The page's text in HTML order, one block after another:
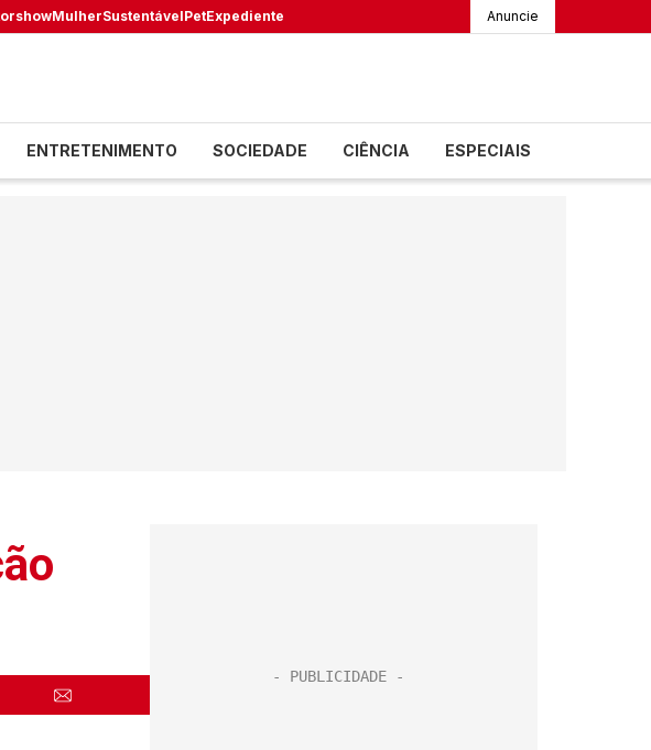
MulherSustentávelPetExpediente Anuncie
ENTRETENIMENTO SOCIEDADE CIÊNCIA ESPECIAIS